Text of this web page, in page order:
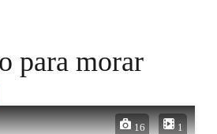
para morar
16
1